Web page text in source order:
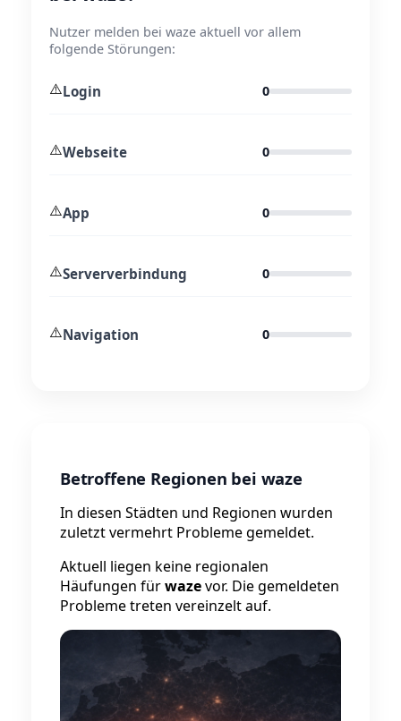
Nutzer melden bei waze aktuell vor allem
folgende Störungen:
⚠️Login 0
⚠️Webseite 0
⚠️App 0
⚠️Serververbindung 0
⚠️Navigation 0
Betroffene Regionen bei waze
In diesen Städten und Regionen wurden
zuletzt vermehrt Probleme gemeldet.
Aktuell liegen keine regionalen
Häufungen fürwazevor. Die gemeldeten
Probleme treten vereinzelt auf.